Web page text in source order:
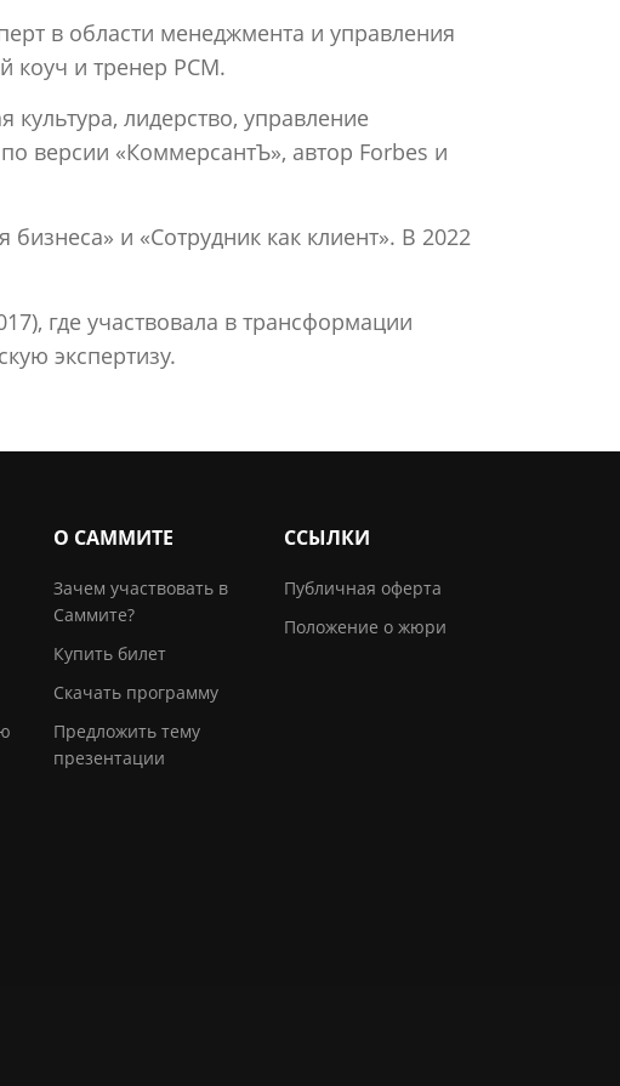
в области менеджмента и управления
коуч и тренер PCM.
лидерство, управление
версии «КоммерсантЪ», автор Forbes и
и «Сотрудник как клиент». В 2022
где участвовала в трансформации
экспертизу.
О САММИТЕ
Зачем участвовать в
Саммите?
Купить билет
Скачать программу
Предложить тему
презентации
ССЫЛКИ
Публичная оферта
Положение о жюри